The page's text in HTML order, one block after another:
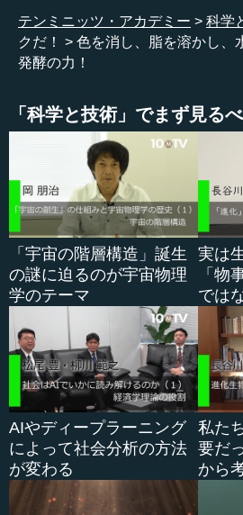
物質や制癌剤やアミノ酸など非常
界を持っています。
をしますが、実は発酵がないと手
っ？」と驚くと思いますが、それ
分野の中に抗生物質というのがあ
たなければ、手術はできません。
てしまいますから、皆、肺炎にな
らないように、発酵によって腐敗
です。そういう力を微生物はたくさ
微生物の力は、まだまだ分からな
人間は摂氏１００度のお湯に手を入
します。ところが、イタリアのナ
氏１１３度の熱湯の中で死なない、
だというサーモフィルスというバク
ように、信じられないようなこと
それらを、われわれは「微生物の
す。そして、微生物は超能力を持っ
酵とはマジックである」と私どもは
す。東京農業大学で発酵化学研究
「超能力微生物」の研究グループ
テンミニッツ・アカデミー
科学
クだ！
色を消し、脂を溶かし
発酵の力！
「科学と技術」でまず見る
「宇宙の階層構造」誕生
の謎に迫るのが宇宙物理
学のテーマ
実は
「物
では
AIやディープラーニング
によって社会分析の方法
が変わる
私た
要だ
から